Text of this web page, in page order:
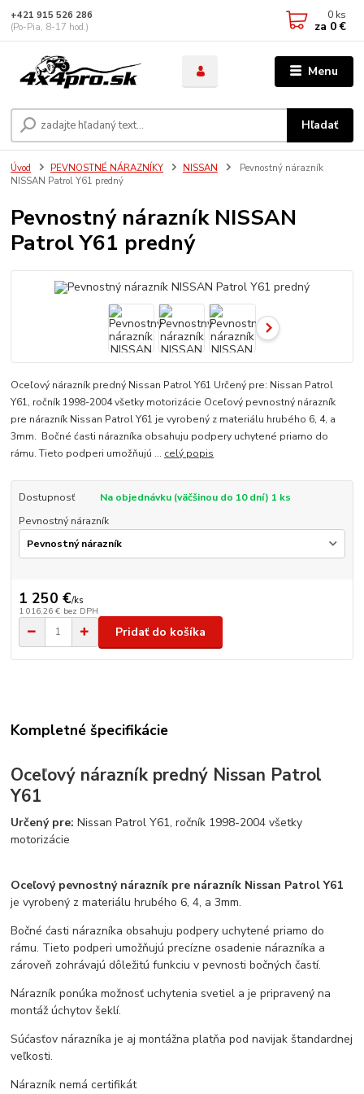
Menu
Hľadať
+421 915 526 286
(Po-Pia, 8-17 hod.)
0 ks
za 0 €
Úvod PEVNOSTNÉ NÁRAZNÍKY NISSAN
Pevnostný nárazník
NISSAN Patrol Y61 predný
Pevnostný nárazník NISSAN
Patrol Y61 predný
Oceľový nárazník predný Nissan Patrol Y61 Určený pre: Nissan Patrol
Y61, ročník 1998-2004 všetky motorizácie Oceľový pevnostný nárazník
pre nárazník Nissan Patrol Y61 je vyrobený z materiálu hrubého 6, 4, a
3mm. Bočné ćasti nárazníka obsahuju podpery uchytené priamo do
rámu. Tieto podperi umožňujú ... celý popis
Dostupnosť
Na objednávku (väčšinou do 10 dní) 1 ks
Pevnostný nárazník
1 250 €/ks
1 016,26 € bez DPH
Pridať do košíka
Kompletné špecifikácie
Oceľový nárazník predný Nissan Patrol
Y61
Určený pre: Nissan Patrol Y61, ročník 1998-2004 všetky
motorizácie
Oceľový pevnostný nárazník pre nárazník Nissan Patrol Y61
je vyrobený z materiálu hrubého 6, 4, a 3mm.
Bočné ćasti nárazníka obsahuju podpery uchytené priamo do
rámu. Tieto podperi umožňujú precízne osadenie nárazníka a
zároveň zohrávajú dôležitú funkciu v pevnosti bočných častí.
Nárazník ponúka možnosť uchytenia svetiel a je pripravený na
montáž úchytov šeklí.
Súćasťov nárazníka je aj montážna platňa pod navijak štandardnej
veľkosti.
Nárazník nemá certifikát